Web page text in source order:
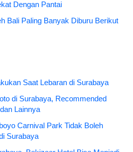
Dengan Pantai
Bali Paling Banyak Diburu Berikut
Saat Lebaran di Surabaya
di Surabaya, Recommended
Lainnya
Carnival Park Tidak Boleh
Surabaya